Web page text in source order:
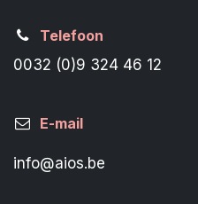
Telefoon
0032 (0)9 324 46 12
E-mail
info@aios.be